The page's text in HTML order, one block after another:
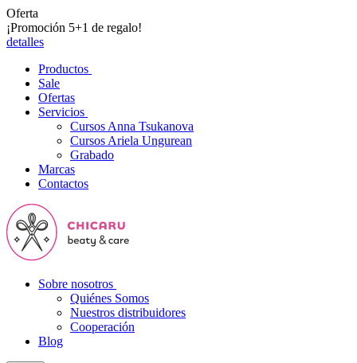
Oferta
¡Promoción 5+1 de regalo!
detalles
Productos
Sale
Ofertas
Servicios
Cursos Anna Tsukanova
Cursos Ariela Ungurean
Grabado
Marcas
Contactos
Sobre nosotros
Quiénes Somos
Nuestros distribuidores
Cooperación
Blog